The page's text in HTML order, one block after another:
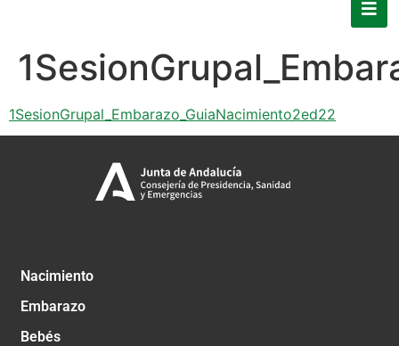
1SesionGrupal_Embarazo_GuiaNacimiento2ed22
Nacimiento
Embarazo
Bebés